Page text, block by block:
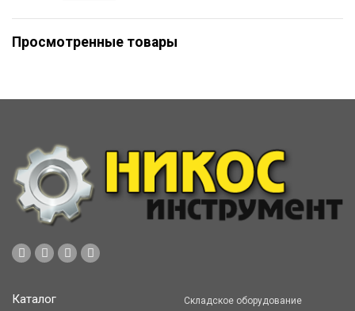
Просмотренные товары
Каталог
Складское оборудование